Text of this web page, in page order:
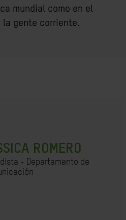
mundial como en el
la gente corriente.
ROMERO
- Departamento de